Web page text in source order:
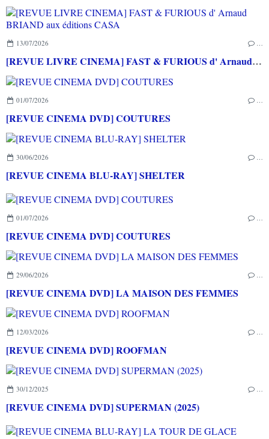
13/07/2026 …
[REVUE LIVRE CINEMA] FAST & FURIOUS d' Arnaud BRIAND aux éditions CASA
01/07/2026 …
[REVUE CINEMA DVD] COUTURES
30/06/2026 …
[REVUE CINEMA BLU-RAY] SHELTER
01/07/2026 …
[REVUE CINEMA DVD] COUTURES
29/06/2026 …
[REVUE CINEMA DVD] LA MAISON DES FEMMES
12/03/2026 …
[REVUE CINEMA DVD] ROOFMAN
30/12/2025 …
[REVUE CINEMA DVD] SUPERMAN (2025)